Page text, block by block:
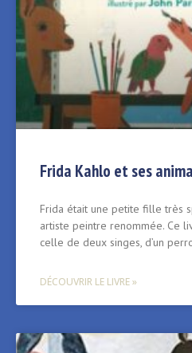
Frida Kahlo et ses
Frida était une petite fille très
artiste peintre renommée. Ce
celle de deux singes, d’un
DÉCOUVRIR LE LIVRE »